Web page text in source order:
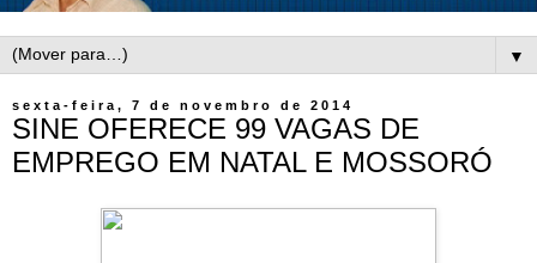
▼
sexta-feira, 7 de novembro de 2014
SINE OFERECE 99 VAGAS DE
EMPREGO EM NATAL E MOSSORÓ